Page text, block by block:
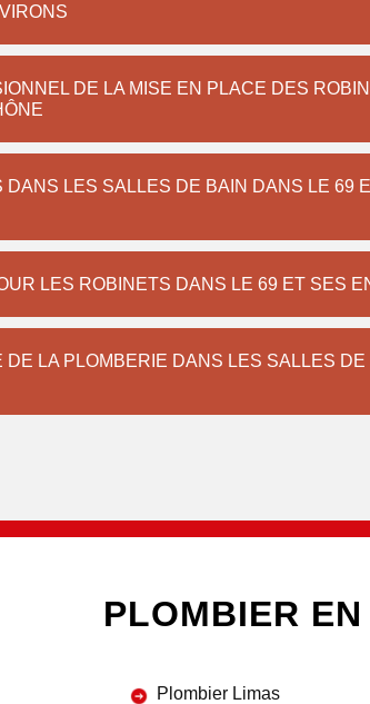
DE LA MISE EN PLACE DES
DANS LES SALLES DE BAIN DANS LE 69
LES ROBINETS DANS LE 69 ET SES
LA PLOMBERIE DANS LES SALLES DE
PLOMBIER
Plombier Limas